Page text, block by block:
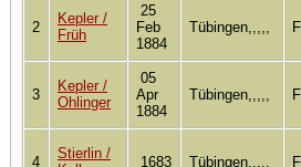
2
Kepler /
Früh
25
Feb
1884
Tübingen,,,,,
3
Kepler /
Ohlinger
05
Apr
1884
Tübingen,,,,,
4
Stierlin /
1683 Tübingen,,,,,